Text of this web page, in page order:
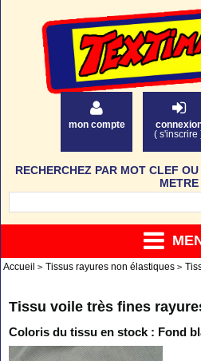
mon compte
( s'inscrire
RECHERCHEZ PAR MOT CLEF
METRE
Accueil Tissus rayures non élastiques
Tissu voile très fines
Coloris du tissu en stock : Fond